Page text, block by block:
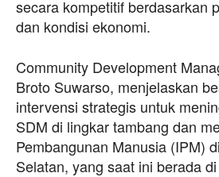
secara kompetitif berdasarkan
dan kondisi ekonomi.
Community Development
Broto Suwarso, menjelaskan
intervensi strategis untuk
SDM di lingkar tambang dan
Pembangunan Manusia (IPM)
Selatan, yang saat ini berada